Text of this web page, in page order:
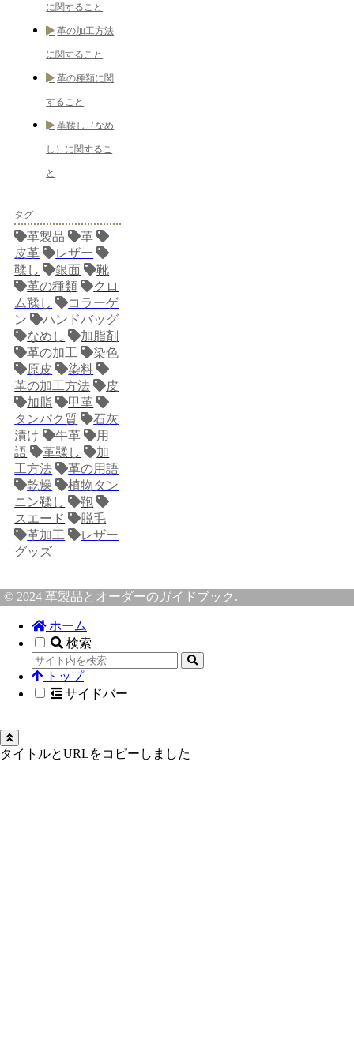
に関すること
革の加工方法
に関すること
革の種類に関
すること
革鞣し（なめ
し）に関するこ
と
タグ
革製品
革
皮革
レザー
鞣し
銀面
靴
革の種類
クロ
ム鞣し
コラーゲ
ン
ハンドバッグ
なめし
加脂剤
革の加工
染色
原皮
染料
革の加工方法
皮
加脂
甲革
タンパク質
石灰
漬け
牛革
用
語
革鞣し
加
工方法
革の用語
乾燥
植物タン
ニン鞣し
鞄
スエード
脱毛
革加工
レザー
グッズ
© 2024 革製品とオーダーのガイドブック.
ホーム
検索
トップ
サイドバー
タイトルとURLをコピーしました